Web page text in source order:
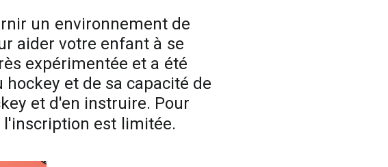
un environnement de
aider votre enfant à se
expérimentée et a été
hockey et de sa capacité de
et d'en instruire. Pour
l'inscription est limitée.